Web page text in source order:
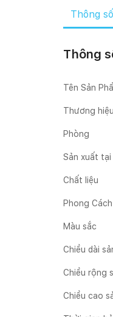
Thông số
Thông
Tên Sản
Thương hiệu
Phòng
Sản xuất tại
Chất liệu
Phong Cách
Màu sắc
Chiều dài
Chiều rộng
Chiều cao